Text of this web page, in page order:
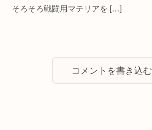
そろそろ戦闘用マテリアを […]
コメントを書き込む